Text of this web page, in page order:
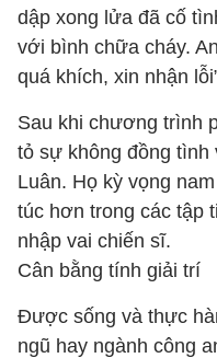
dập xong lửa đã cố
với bình chữa cháy.
quá khích, xin nhận
Sau khi chương trình
tỏ sự không đồng
Luân. Họ kỳ vọng
túc hơn trong các tập
nhập vai chiến sĩ.
Cân bằng tính giải trí
Được sống và thực
ngũ hay ngành công